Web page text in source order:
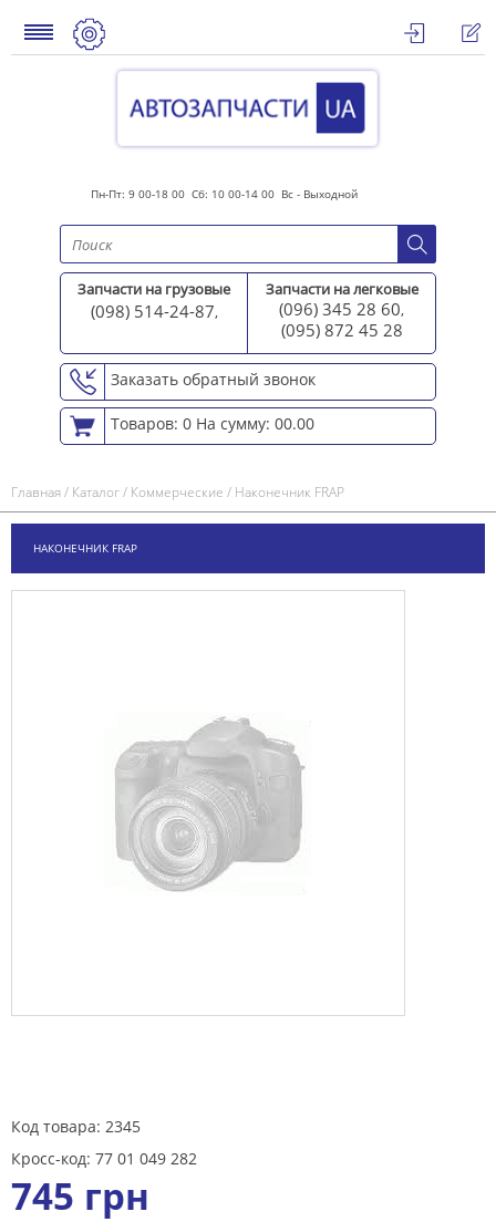
Пн-Пт: 9 00-18 00 Сб: 10 00-14 00 Вс - Выходной
Запчасти на грузовые
(098) 514-24-87,
Запчасти на легковые
(096) 345 28 60,
(095) 872 45 28
Заказать обратный звонок
Товаров: 0 На сумму: 00.00
Главная/ Каталог/ Коммерческие / Наконечник FRAP
НАКОНЕЧНИК FRAP
Код товара: 2345
Кросс-код: 77 01 049 282
745 грн